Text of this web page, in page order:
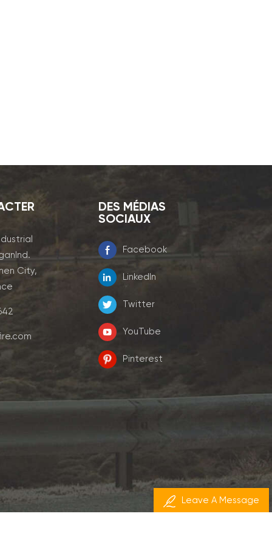
City,
DES MÉDIAS
SOCIAUX
Facebook
LinkedIn
Twitter
YouTube
Pinterest
Leave A Message